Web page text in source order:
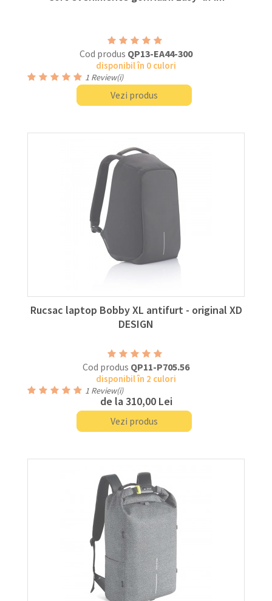
Cod produs QP13-EA44-300
disponibil în 0 culori
1 Review(i)
Vezi produs
Rucsac laptop Bobby XL antifurt - original XD
DESIGN
Cod produs QP11-P705.56
disponibil în 2 culori
1 Review(i)
de la 310,00 Lei
Vezi produs